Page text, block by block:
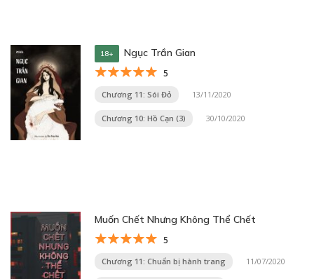
18+ Ngục Trần Gian
5
Chương 11: Sói Đỏ 13/11/2020
Chương 10: Hồ Cạn (3) 30/10/2020
Muốn Chết Nhưng Không Thể Chết
5
Chương 11: Chuẩn bị hành trang 11/07/2020